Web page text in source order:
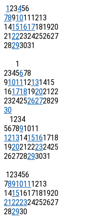
123456
7891011 1213
14151617181920
21222324252627
28293031
1
2345678
91011 12131415
16171819202122
23242526272829
30
1234
567891011
12131415161718
19202122232425
262728293031
123456
7891011 1213
14151617181920
21222324252627
282930